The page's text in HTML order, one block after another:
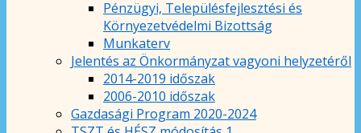
Pénzügyi, Településfejlesztési és
Környezetvédelmi Bizottság
Munkaterv
Jelentés az Önkormányzat vagyoni helyzetéről
2014-2019 időszak
2006-2010 időszak
Gazdasági Program 2020-2024